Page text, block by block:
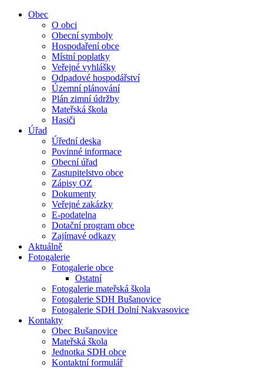
Obec
O obci
Obecní symboly
Hospodaření obce
Místní poplatky
Veřejné vyhlášky
Odpadové hospodářství
Územní plánování
Plán zimní údržby
Mateřská škola
Hasiči
Úřad
Úřední deska
Povinné informace
Obecní úřad
Zastupitelstvo obce
Zápisy OZ
Dokumenty
Veřejné zakázky
E-podatelna
Dotační program obce
Zajímavé odkazy
Aktuálně
Fotogalerie
Fotogalerie obce
Ostatní
Fotogalerie mateřská škola
Fotogalerie SDH Bušanovice
Fotogalerie SDH Dolní Nakvasovice
Kontakty
Obec Bušanovice
Mateřská škola
Jednotka SDH obce
Kontaktní formulář